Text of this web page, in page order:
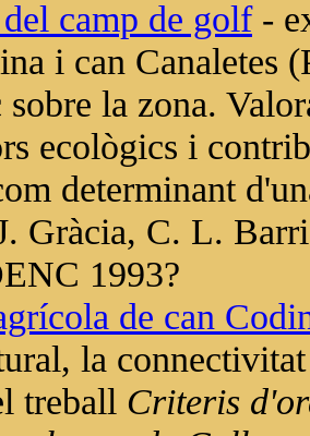
camp de golf-
i can Canaletes
la zona.
ecològics i
determinant
Gràcia, C. L.
1993?
de can
la
treball Criteris